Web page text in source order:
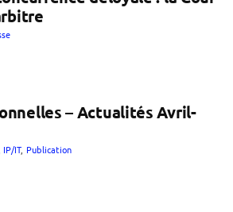
– Actualités Avril-
IP/IT, Publication